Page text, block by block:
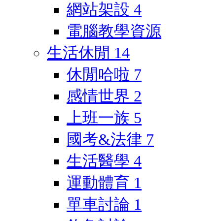
網站架設 4
電腦教學資源
生活休閒 14
休閒哈啦 7
感情世界 2
上班一族 5
國考&法律 7
生活醫學 4
運動體育 1
單車討論 1